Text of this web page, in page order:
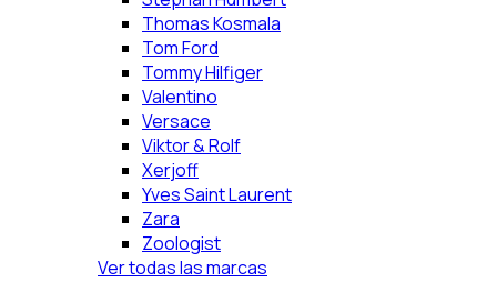
Thomas Kosmala
Tom Ford
Tommy Hilfiger
Valentino
Versace
Viktor & Rolf
Xerjoff
Yves Saint Laurent
Zara
Zoologist
Ver todas las marcas